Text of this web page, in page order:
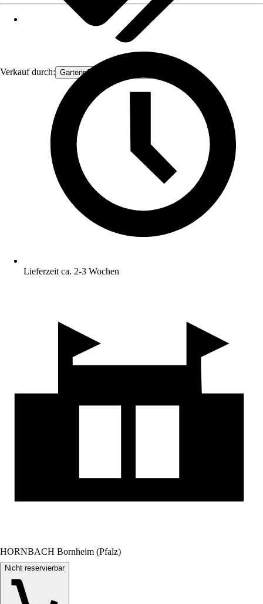
Verkauf durch: Gartenpflanzen Ammerland
Lieferzeit ca. 2-3 Wochen
HORNBACH Bornheim (Pfalz)
Nicht reservierbar